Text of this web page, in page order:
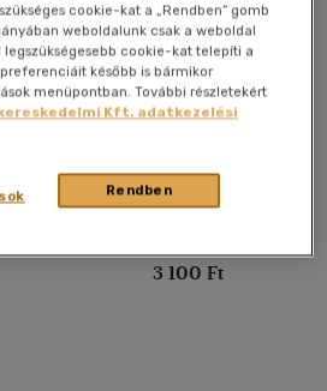
(73)
(5)
Bevezetés Melanie Klein
munkásságába
Utolsó ismert ár:
3 100 Ft
cookie-kat a „Rendben” gomb
weboldalunk csak a weboldal
cookie-kat telepíti a
később is bármikor
menüpontban. További részletekért
Kft. adatkezelési
Rendben